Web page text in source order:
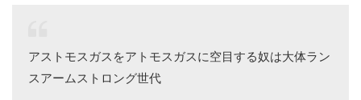
アストモスガスをアトモスガスに空目する奴は大体ラン
スアームストロング世代